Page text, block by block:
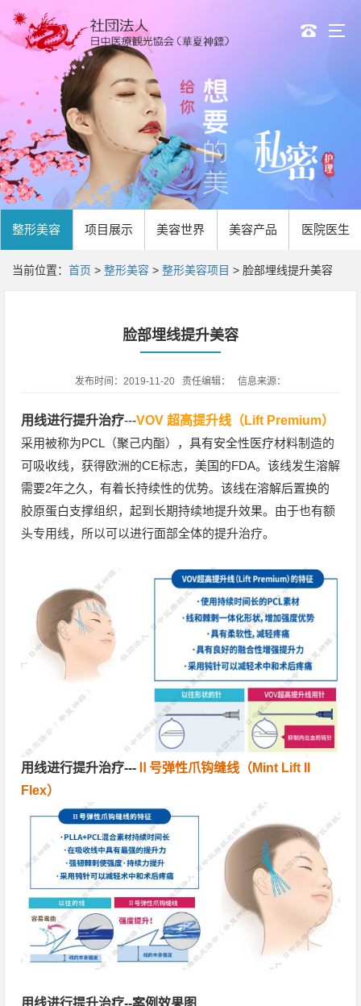
整形美容 项目 展示 美容世界 美容产品 医院医生
当前位置： 首页 > 整形美容 > 整形美容项目 > 脸部埋线提升美容
脸部埋线提升美容
发布时间：2019-11-20 责任编辑： 信息来源：
用线进行提升治疗---VOV 超高提升线（Lift Premium）
采用被称为PCL（聚己内酯），具有安全性医疗材料制造的
可吸收线，获得欧洲的CE标志，美国的FDA。该线发生溶解
需要2年之久，有着长持续性的优势。该线在溶解后置换的
胶原蛋白支撑组织，起到长期持续地提升效果。由于也有额
头专用线，所以可以进行面部全体的提升治疗。
用线进行提升治疗--- Ⅱ号弹性爪钩缝线（Mint Lift II
Flex）
用线进行提升治疗--案例效果图